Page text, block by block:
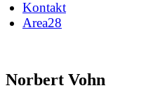
Kontakt
Area28
Norbert Vohn